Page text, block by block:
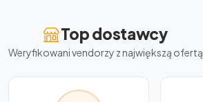
Top dostawcy
Weryfikowani vendorzy z największą ofertą